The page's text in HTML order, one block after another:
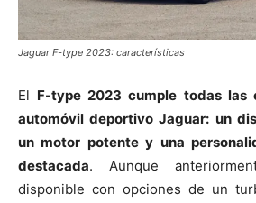
Jaguar F-type 2023: características
El F-type 2023 cumple todas las
automóvil deportivo Jaguar: un
un motor potente y una
destacada. Aunque
disponible con opciones de un